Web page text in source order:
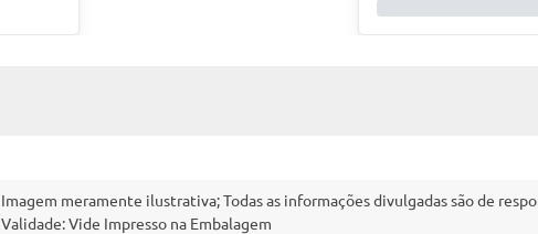
Imagem meramente ilustrativa; Todas as informações divulgadas são de
Validade: Vide Impresso na Embalagem